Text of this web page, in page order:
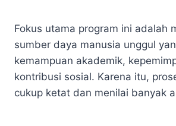
Fokus utama program ini adalah
sumber daya manusia unggul
kemampuan akademik,
kontribusi sosial. Karena itu,
cukup ketat dan menilai banyak